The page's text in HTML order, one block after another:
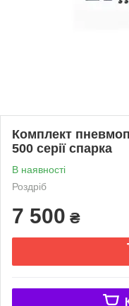
Комплект
500 серії спарка
В наявності
Роздріб
7 500 ₴